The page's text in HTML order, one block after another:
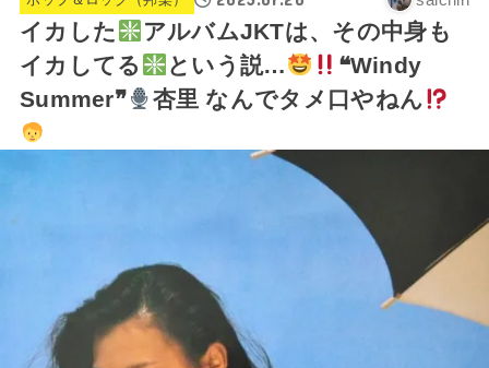
イカした
アルバムJKTは、その中身も
イカしてる
という説…
❝Windy
Summer❞
杏里 なんでタメ口やねん